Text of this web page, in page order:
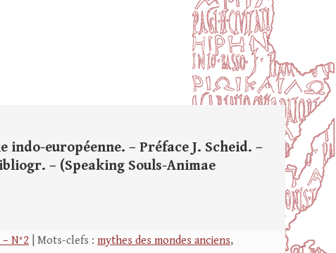
indo-européenne. – Préface J. Scheid. –
– (Speaking Souls-Animae
N°2 | Mots-clefs : mythes des mondes anciens,